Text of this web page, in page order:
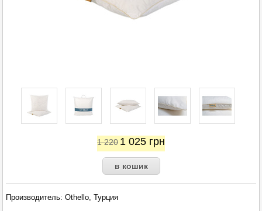
1 220 1 025 грн
Производитель: Othello, Турция